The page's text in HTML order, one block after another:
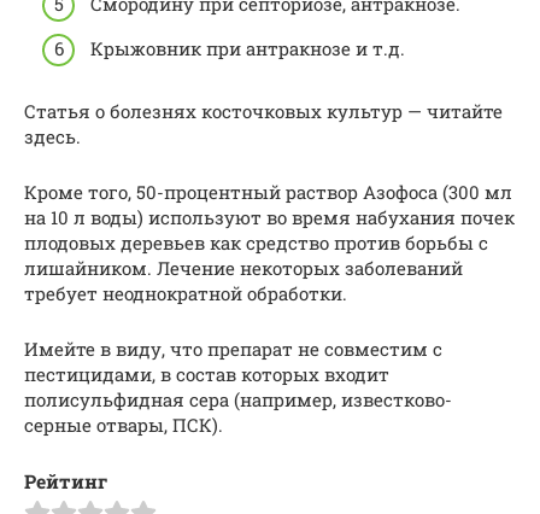
Крыжовник при антракнозе и т.д.
Статья о болезнях косточковых культур — читайте
здесь.
Кроме того, 50-процентный раствор Азофоса (300 мл
на 10 л воды) используют во время набухания почек
плодовых деревьев как средство против борьбы с
лишайником. Лечение некоторых заболеваний
требует неоднократной обработки.
Имейте в виду, что препарат не совместим с
пестицидами, в состав которых входит
полисульфидная сера (например, известково-
серные отвары, ПСК).
Рейтинг